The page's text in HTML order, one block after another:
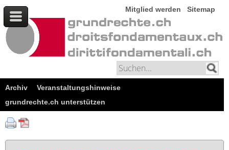
Mitglied werden Sitemap
Archiv
Veranstaltungshinweise
grundrechte.ch unterstützen